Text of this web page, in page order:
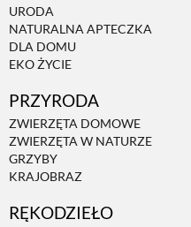
URODA
NATURALNA APTECZKA
DLA DOMU
EKO ŻYCIE
PRZYRODA
ZWIERZĘTA DOMOWE
ZWIERZĘTA W NATURZE
GRZYBY
KRAJOBRAZ
RĘKODZIEŁO